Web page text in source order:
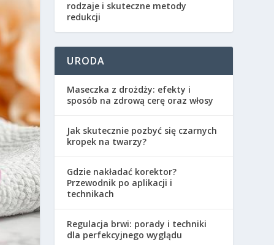
rodzaje i skuteczne metody
redukcji
URODA
Maseczka z drożdży: efekty i
sposób na zdrową cerę oraz włosy
Jak skutecznie pozbyć się czarnych
kropek na twarzy?
Gdzie nakładać korektor?
Przewodnik po aplikacji i
technikach
Regulacja brwi: porady i techniki
dla perfekcyjnego wyglądu